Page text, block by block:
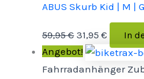
ABUS Skurb Kid | M |
59,95€ 31,95 € In
Angebot!
Fahrradanhänger